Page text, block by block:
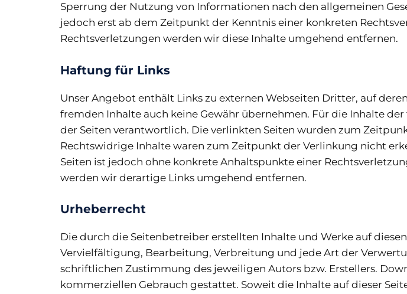
Sperrung der Nutzung von Informationen nach den allgemeinen
jedoch erst ab dem Zeitpunkt der Kenntnis einer konkreten
Rechtsverletzungen werden wir diese Inhalte umgehend entfernen.
Haftung für Links
Unser Angebot enthält Links zu externen Webseiten Dritter, auf
fremden Inhalte auch keine Gewähr übernehmen. Für die Inhalte
der Seiten verantwortlich. Die verlinkten Seiten wurden zum
Rechtswidrige Inhalte waren zum Zeitpunkt der Verlinkung nicht
Seiten ist jedoch ohne konkrete Anhaltspunkte einer
werden wir derartige Links umgehend entfernen.
Urheberrecht
Die durch die Seitenbetreiber erstellten Inhalte und Werke auf
Vervielfältigung, Bearbeitung, Verbreitung und jede Art der
schriftlichen Zustimmung des jeweiligen Autors bzw. Erstellers.
kommerziellen Gebrauch gestattet. Soweit die Inhalte auf dieser